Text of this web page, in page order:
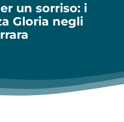
un sorriso: i
Gloria negli